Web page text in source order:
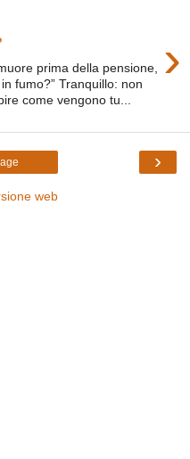
›
prima della pensione,
fumo?” Tranquillo: non
come vengono tu...
›
web